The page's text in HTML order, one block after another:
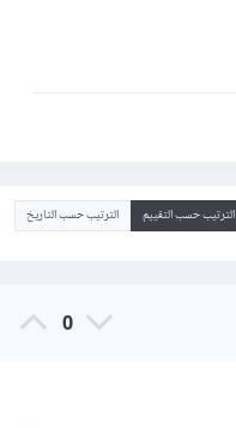
الترتيب حسب التقييم الترتيب حسب التاريخ
0